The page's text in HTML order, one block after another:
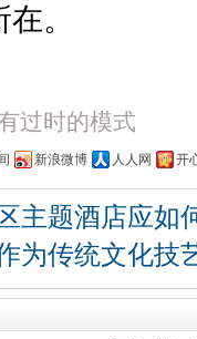
。
过时的模式
新浪微博 人人网 开
主题酒店应如
为传统文化技